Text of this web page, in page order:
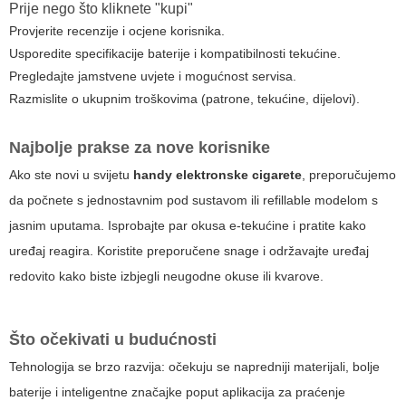
Prije nego što kliknete "kupi"
Provjerite recenzije i ocjene korisnika.
Usporedite specifikacije baterije i kompatibilnosti tekućine.
Pregledajte jamstvene uvjete i mogućnost servisa.
Razmislite o ukupnim troškovima (patrone, tekućine, dijelovi).
Najbolje prakse za nove korisnike
Ako ste novi u svijetu handy elektronske cigarete, preporučujemo
da počnete s jednostavnim pod sustavom ili refillable modelom s
jasnim uputama. Isprobajte par okusa e-tekućine i pratite kako
uređaj reagira. Koristite preporučene snage i održavajte uređaj
redovito kako biste izbjegli neugodne okuse ili kvarove.
Što očekivati u budućnosti
Tehnologija se brzo razvija: očekuju se napredniji materijali, bolje
baterije i inteligentne značajke poput aplikacija za praćenje